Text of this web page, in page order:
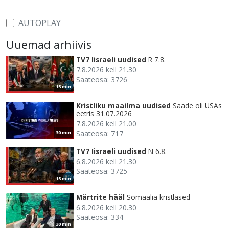
AUTOPLAY
Uuemad arhiivis
15 min
TV7 Iisraeli uudised R 7.8.
7.8.2026 kell 21.30
Saateosa: 3726
30 min
Kristliku maailma uudised Saade oli USAs
eetris 31.07.2026
7.8.2026 kell 21.00
Saateosa: 717
15 min
TV7 Iisraeli uudised N 6.8.
6.8.2026 kell 21.30
Saateosa: 3725
30 min
Märtrite hääl Somaalia kristlased
6.8.2026 kell 20.30
Saateosa: 334